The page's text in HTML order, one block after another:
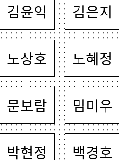
김윤익 김은지
노상호 노혜정
문보람 밈미우
박현정 백경호